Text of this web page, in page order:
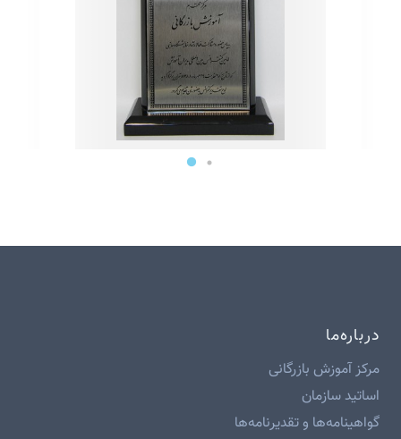
درباره‌ما
مرکز آموزش بازرگانی
اساتید سازمان
گواهینامه‌ها و تقدیرنامه‌ها